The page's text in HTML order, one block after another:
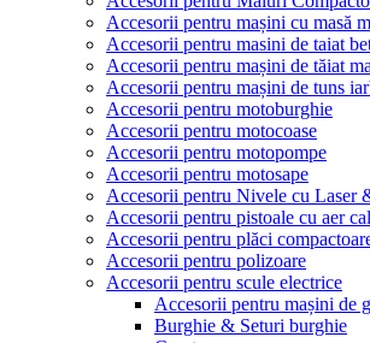
Accesorii pentru mașini cu masă
Accesorii pentru masini de taiat
Accesorii pentru mașini de tăiat
Accesorii pentru mașini de tuns
Accesorii pentru motoburghie
Accesorii pentru motocoase
Accesorii pentru motopompe
Accesorii pentru motosape
Accesorii pentru Nivele cu Laser
Accesorii pentru pistoale cu aer
Accesorii pentru plăci
Accesorii pentru polizoare
Accesorii pentru scule electrice
Accesorii pentru mașini de
Burghie & Seturi burghie